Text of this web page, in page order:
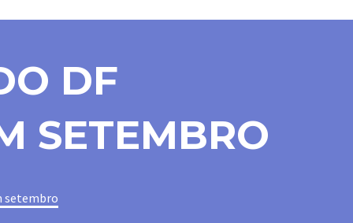
DF
SETEMBRO
setembro